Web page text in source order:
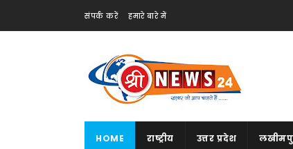
संपर्क करें हमारे बारे में
HOME राष्ट्रीय उत्तर प्रदेश